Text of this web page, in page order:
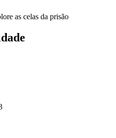
as celas da prisão